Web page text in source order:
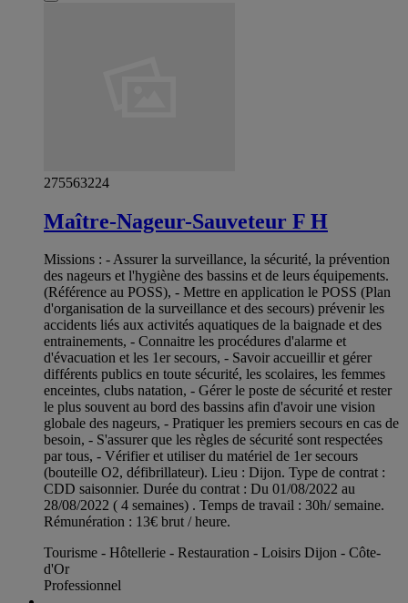
275563224
Maître-Nageur-Sauveteur F H
Missions : - Assurer la surveillance, la sécurité, la prévention
des nageurs et l'hygiène des bassins et de leurs équipements.
(Référence au POSS), - Mettre en application le POSS (Plan
d'organisation de la surveillance et des secours) prévenir les
accidents liés aux activités aquatiques de la baignade et des
entrainements, - Connaitre les procédures d'alarme et
d'évacuation et les 1er secours, - Savoir accueillir et gérer
différents publics en toute sécurité, les scolaires, les femmes
enceintes, clubs natation, - Gérer le poste de sécurité et rester
le plus souvent au bord des bassins afin d'avoir une vision
globale des nageurs, - Pratiquer les premiers secours en cas de
besoin, - S'assurer que les règles de sécurité sont respectées
par tous, - Vérifier et utiliser du matériel de 1er secours
(bouteille O2, défibrillateur). Lieu : Dijon. Type de contrat :
CDD saisonnier. Durée du contrat : Du 01/08/2022 au
28/08/2022 ( 4 semaines) . Temps de travail : 30h/ semaine.
Rémunération : 13€ brut / heure.
Tourisme - Hôtellerie - Restauration - Loisirs Dijon - Côte-
d'Or
Professionnel